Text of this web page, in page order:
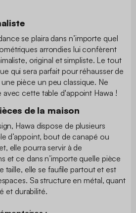
se plaira dans n’importe quel
arrondies lui confèrent
original et simpliste. Le tout
qui sera parfait pour réhausser de
pièce un peu classique. Ne
avec cette table d'appoint Hawa !
de la maison
Hawa dispose de plusieurs
d’appoint, bout de canapé ou
elle pourra servir à de
et ce dans n’importe quelle pièce
taille, elle se faufile partout et est
Sa structure en métal, quant
et durabilité.